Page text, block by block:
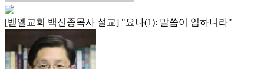
[벧엘교회 백신종목사 설교] "요나(1): 말씀이 임하니라"